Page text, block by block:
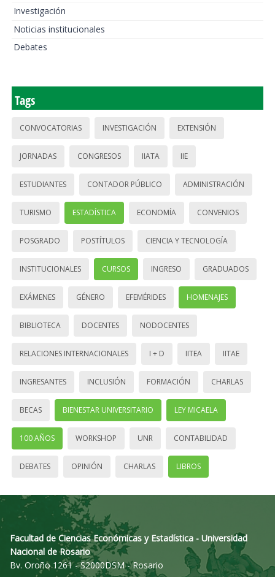
Investigación
Noticias institucionales
Debates
Tags
CONVOCATORIAS INVESTIGACIÓN EXTENSIÓN
JORNADAS CONGRESOS IIATA IIE
ESTUDIANTES CONTADOR PÚBLICO ADMINISTRACIÓN
TURISMO ESTADÍSTICA ECONOMÍA CONVENIOS
POSGRADO POSTÍTULOS CIENCIA Y TECNOLOGÍA
INSTITUCIONALES CURSOS INGRESO GRADUADOS
EXÁMENES GÉNERO EFEMÉRIDES HOMENAJES
BIBLIOTECA DOCENTES NODOCENTES
RELACIONES INTERNACIONALES I + D IITEA IITAE
INGRESANTES INCLUSIÓN FORMACIÓN CHARLAS
BECAS BIENESTAR UNIVERSITARIO LEY MICAELA
100 AÑOS WORKSHOP UNR CONTABILIDAD
DEBATES OPINIÓN CHARLAS LIBROS
Facultad de Ciencias Económicas y Estadística - Universidad
Nacional de Rosario
Bv. Oroño 1261 - S2000DSM - Rosario